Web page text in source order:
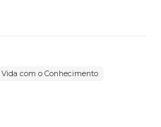
com o Conhecimento